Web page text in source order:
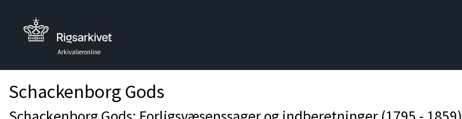
Arkivalieronline
Schackenborg Gods